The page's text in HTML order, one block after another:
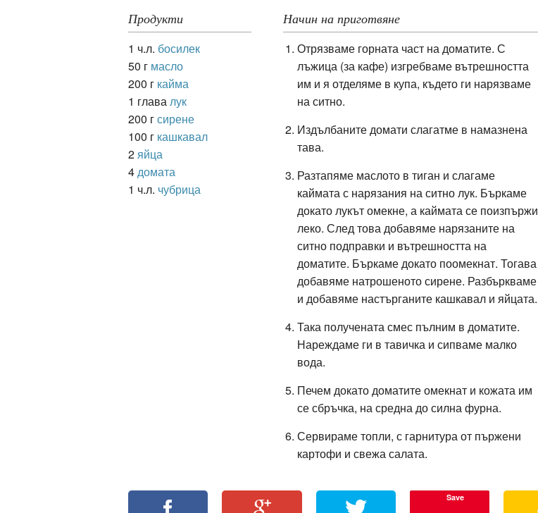
Продукти
1 ч.л. босилек
50 г масло
200 г кайма
1 главалук
200 гсирене
100 г кашкавал
2яйца
4домата
1 ч.л. чубрица
Начин на приготвяне
Отрязваме горната част на доматите. С
лъжица (за кафе) изгребваме вътрешността
им и я отделяме в купа, където ги нарязваме
на ситно.
Издълбаните домати слагатме в намазнена
тава.
Разтапяме маслото в тиган и слагаме
каймата с нарязания на ситно лук. Бъркаме
докато лукът омекне, а каймата се поизпържи
леко. След това добавяме нарязаните на
ситно подправки и вътрешността на
доматите. Бъркаме докато поомекнат. Тогава
добавяме натрошеното сирене. Разбъркваме
и добавяме настърганите кашкавал и яйцата.
Така получената смес пълним в доматите.
Нареждаме ги в тавичка и сипваме малко
вода.
Печем докато доматите омекнат и кожата им
се сбръчка, на средна до силна фурна.
Сервираме топли, с гарнитура от пържени
картофи и свежа салата.
Save